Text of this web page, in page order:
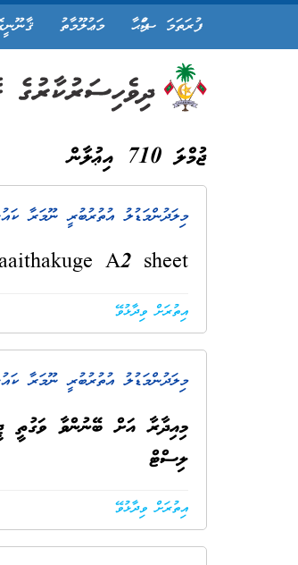
ފުރަތަމަ ޞަފްޙާ މަޢުލޫމާތު
ޖުމްލަ 710 އިޢުލާން
މިލަދުންމަޑުލު އުތުރުބުރީ ނޫމަރާ
A2 sheet
އިތުރަށް ވިދާޅުވޭ
މިލަދުންމަޑުލު އުތުރުބުރީ ނޫމަރާ
ލިސްޓް
އިތުރަށް ވިދާޅުވޭ